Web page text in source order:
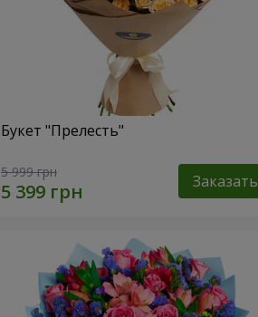
Букет "Прелесть"
5 999 грн Заказать